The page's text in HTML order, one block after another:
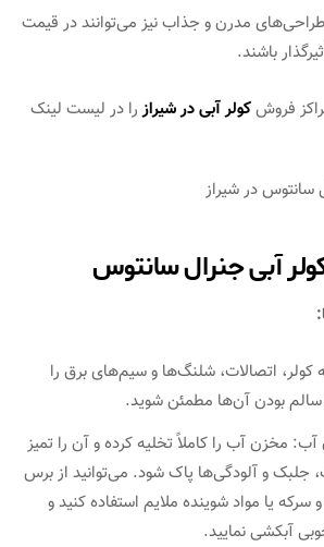
مدرن و جذاب نیز می‌توانند در قیمت
باشند.
فروشکولر آبی در شیرازرا در لیست لینک
آبی جنرال سانتوس
کولر، اتصالات، شلنگ‌ها و سیم‌های برق را
سالم بودن آن‌ها مطمئن شوید.
مخزن آب را کاملاً تخلیه کرده و آن را تمیز
جلبک و آلودگی‌ها پاک شود. می‌توانید از برس
یا مواد شوینده ملایم استفاده کنید و
آبکشی نمایید.